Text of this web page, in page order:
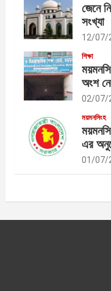
জেনে
সংখ্যা
12/07/
শিক্ষা
অংশ
02/07/
ময়মনসিংহ
এর
01/07/